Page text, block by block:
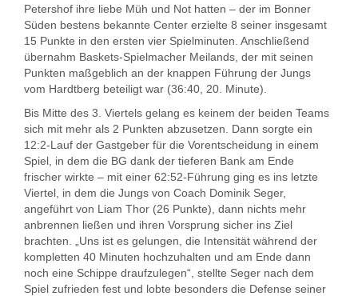
Petershof ihre liebe Müh und Not hatten – der im Bonner
Süden bestens bekannte Center erzielte 8 seiner insgesamt
15 Punkte in den ersten vier Spielminuten. Anschließend
übernahm Baskets-Spielmacher Meilands, der mit seinen
Punkten maßgeblich an der knappen Führung der Jungs
vom Hardtberg beteiligt war (36:40, 20. Minute).
Bis Mitte des 3. Viertels gelang es keinem der beiden Teams
sich mit mehr als 2 Punkten abzusetzen. Dann sorgte ein
12:2-Lauf der Gastgeber für die Vorentscheidung in einem
Spiel, in dem die BG dank der tieferen Bank am Ende
frischer wirkte – mit einer 62:52-Führung ging es ins letzte
Viertel, in dem die Jungs von Coach Dominik Seger,
angeführt von Liam Thor (26 Punkte), dann nichts mehr
anbrennen ließen und ihren Vorsprung sicher ins Ziel
brachten. „Uns ist es gelungen, die Intensität während der
kompletten 40 Minuten hochzuhalten und am Ende dann
noch eine Schippe draufzulegen“, stellte Seger nach dem
Spiel zufrieden fest und lobte besonders die Defense seiner